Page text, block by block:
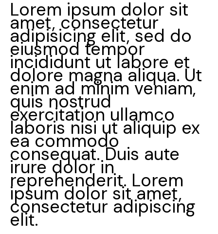
Lorem ipsum dolor sit
amet, consectetur
adipisicing elit, sed do
eiusmod tempor
incididunt ut labore et
dolore magna aliqua. Ut
enim ad minim veniam,
quis nostrud
exercitation ullamco
laboris nisi ut aliquip ex
ea commodo
consequat. Duis aute
irure dolor in
reprehenderit. Lorem
ipsum dolor sit amet,
consectetur adipiscing
elit.